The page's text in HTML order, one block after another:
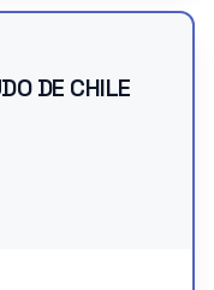
porta vel ne
mauris tempu
Duis mollis ph
metus non pell
nulla, ac
purus ex, lacini
DE CHILE